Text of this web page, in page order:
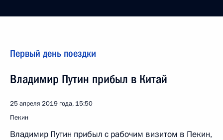
Первый день поездки
Владимир Путин прибыл в Китай
25 апреля 2019 года, 15:50
Пекин
Владимир Путин прибыл с рабочим визитом в Пекин,